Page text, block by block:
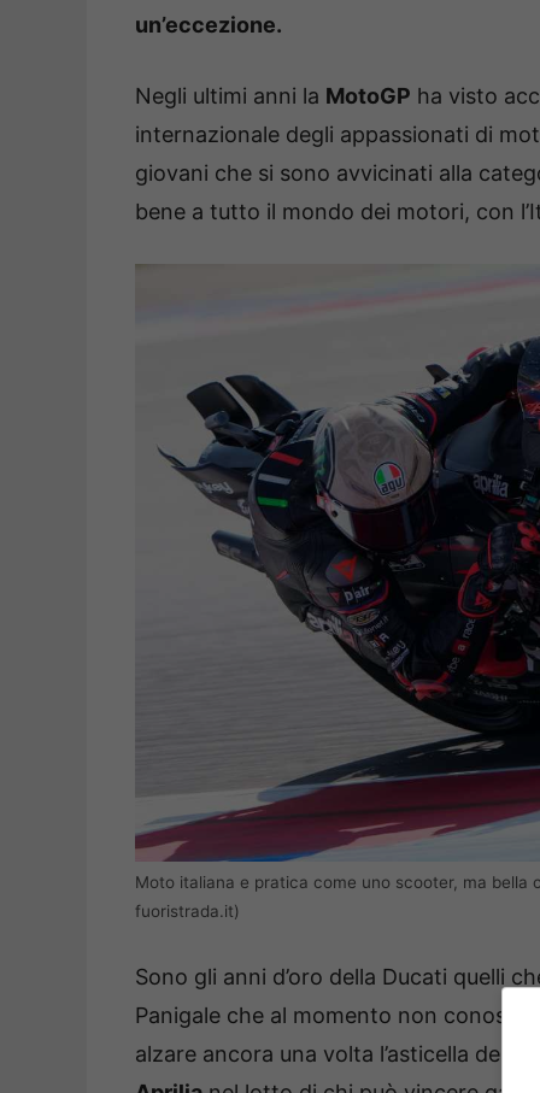
un’eccezione.
Negli ultimi anni la MotoGP ha visto
internazionale degli appassionati di
giovani che si sono avvicinati alla
bene a tutto il mondo dei motori, con
Moto italiana e pratica come uno scooter, ma bella
fuoristrada.it)
Sono gli anni d’oro della Ducati quelli
Panigale che al momento non
alzare ancora una volta l’asticella della